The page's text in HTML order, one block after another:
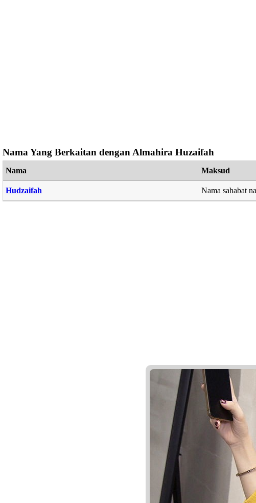
Nama Yang Berkaitan dengan Almahira Huzaifah
Nama Maksud
Hudzaifah Nama sahabat